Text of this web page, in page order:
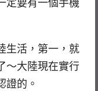
定要有一個手機
生活，第一，就
～大陸現在實行
證的。